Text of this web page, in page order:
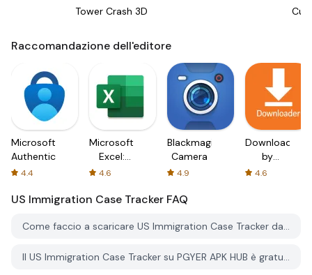
Tower Crash 3D Cut
Raccomandazione dell'editore
Microsoft
Authenticator
4.4
Microsoft
Excel:
Spreadsheets
4.6
Blackmagic
Camera
4.9
Downloader
by
AFTVnews
4.6
US Immigration Case Tracker FAQ
Come faccio a scaricare US Immigration Case Tracker da PGYER APK HUB?
Il US Immigration Case Tracker su PGYER APK HUB è gratuito?